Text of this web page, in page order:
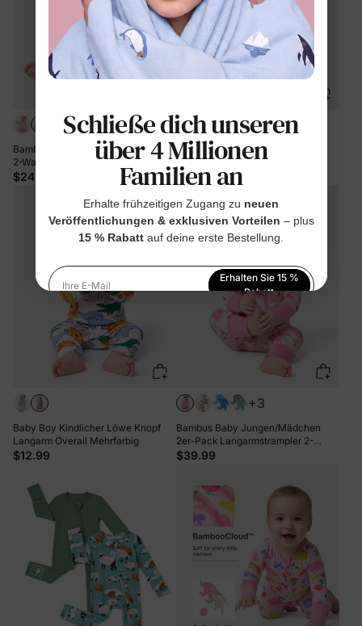
Bamboo Baby Girl Elegant Printed
2-Way Zip Onesies Anti-Rutsch-
Langarm-Footie mit Haarband Pink-
$24.99
Baby Boy Kindlicher Löwe Knopf
Langarm Overall weiß
$12.99
Baby Boy Kindlicher Löwe Knopf
Langarm Overall Mehrfarbig
$12.99
+3
Bambus Baby Jungen/Mädchen
2er-Pack Langarmstrampler 2-
Wege-Reißverschluss Anti-Rutsch-
$39.99
Schließe dich unseren
über 4 Millionen
Familien an
Erhalte frühzeitigen Zugang zu neuen
Veröffentlichungen & exklusiven Vorteilen – plus
15 % Rabatt auf deine erste Bestellung.
Ihre E-Mail
Erhalten Sie 15 %
Rabatt
Indem Sie sich anmelden, stimmen Sie unserer
Datenschutzerklärung
zu